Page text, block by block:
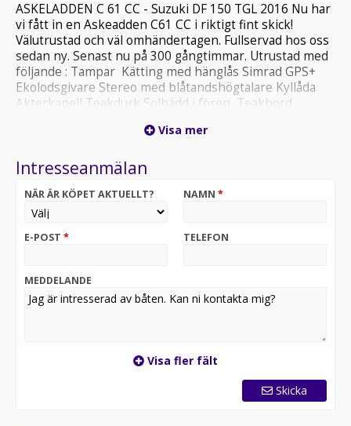
ASKELADDEN C 61 CC - Suzuki DF 150 TGL 2016 Nu har
vi fått in en Askeadden C61 CC i riktigt fint skick!
Välutrustad och väl omhändertagen. Fullservad hos oss
sedan ny. Senast nu på 300 gångtimmar. Utrustad med
följande : Tampar Kätting med hänglås Simrad GPS+
Ekolodsgivare Stereo med blåtandshögtalare Kyllåda
Akterkapell Teakdurk Solbädd i fören Teakbord
Stolsöverdrag Bottenmålad Komplett dynsats
! Ring innan visning Välkommen in!
Visa mer
Intresseanmälan
NÄR ÄR KÖPET AKTUELLT? NAMN *
E-POST * TELEFON
MEDDELANDE
Visa fler fält
Skicka